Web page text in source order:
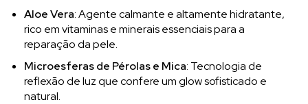
Aloe Vera: Agente calmante e altamente hidratante,
rico em vitaminas e minerais essenciais para a
reparação da pele.
Microesferas de Pérolas e Mica: Tecnologia de
reflexão de luz que confere um glow sofisticado e
natural.